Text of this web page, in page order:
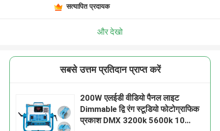
सत्यापित प्रदायक
और देखो
सबसे उत्तम प्रतिदान प्राप्त करें
200W एलईडी वीडियो पैनल लाइट
Dimmable द्वि रंग स्टूडियो फोटोग्राफिक
प्रकाश DMX 3200k 5600k 10